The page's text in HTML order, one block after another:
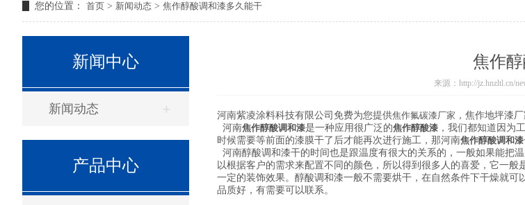
您的位置： 首页 > 新闻动态 > 焦作醇酸调和漆多久能干
新闻中心
新闻动态
产品中心
焦作
来源：http://jz.hnzltl.cn/
河南紫凌涂料科技有限公司免费为您提供焦作氟碳漆厂家 ，焦作地坪漆
河南焦作醇酸调和漆是一种应用很广泛的焦作醇酸漆 ，我们都知道因为
时候需要等前面的漆膜干了后才能再次进行施工，那河南焦作醇酸调和漆
河南醇酸调和漆干的时间也是跟温度有很大的关系的，一般如果能把
以根据客户的需求来配置不同的颜色，所以得到很多人的喜爱，它一
一定的装饰效果。醇酸调和漆一般不需要烘干，在自然条件下干燥就
品质好，有需要可以联系。